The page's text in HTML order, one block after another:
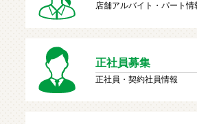
店舗アルバイト・パート情
正社員募集
正社員・契約社員情報